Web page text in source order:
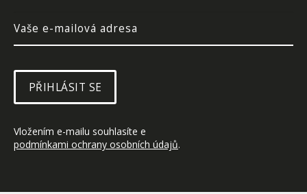
PŘIHLÁSIT SE
Vložením e-mailu souhlasíte e
podmínkami ochrany osobních údajů.